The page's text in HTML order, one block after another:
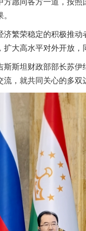
方愿同各方一道，按
荣稳定的积极推动
大高水平对外开放
坦财政部部长苏伊
，就共同关心的多双